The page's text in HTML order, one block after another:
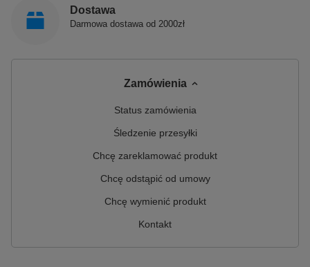
Dostawa
Darmowa dostawa od 2000zł
Zamówienia
Status zamówienia
Śledzenie przesyłki
Chcę zareklamować produkt
Chcę odstąpić od umowy
Chcę wymienić produkt
Kontakt